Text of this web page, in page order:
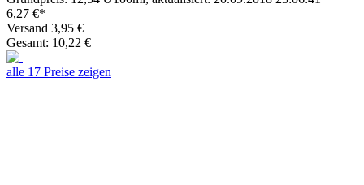
6,27 €*
Versand 3,95 €
Gesamt: 10,22 €
alle 17 Preise zeigen